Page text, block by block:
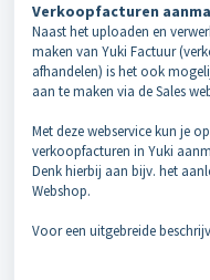
Verkoopfacturen
Naast het uploaden en
maken van Yuki Factuur
afhandelen) is het ook
aan te maken via deSales
Met deze webservice kun je
verkoopfacturen in Yuki
Denk hierbij aan bijv. het
Webshop.
Voor een uitgebreide